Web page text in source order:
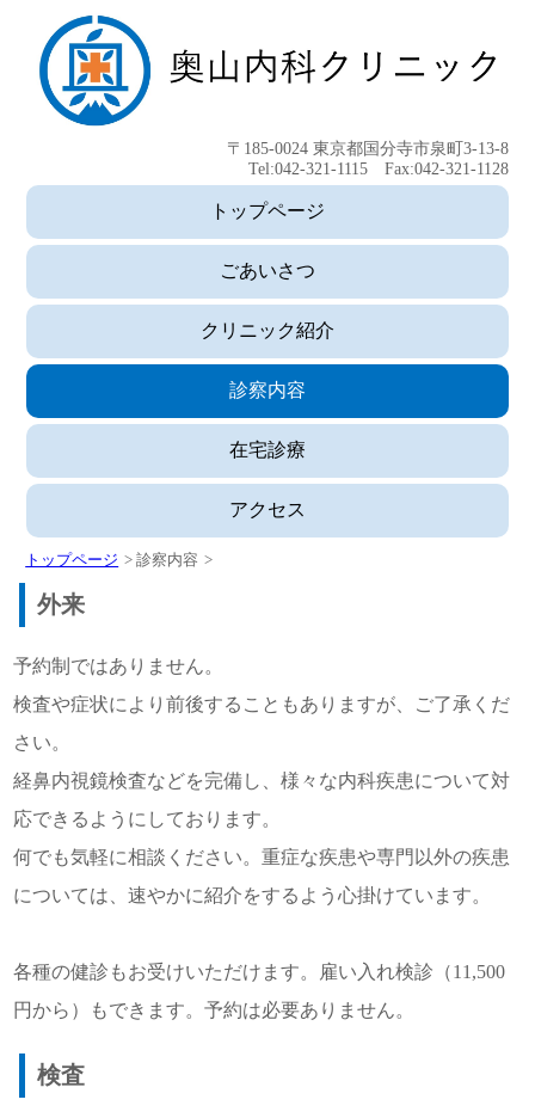
〒185-0024 東京都国分寺市泉町3-13-8
Tel:042-321-1115 Fax:042-321-1128
トップページ
ごあいさつ
クリニック紹介
診察内容
在宅診療
アクセス
トップページ 診察内容
外来
予約制ではありません。
検査や症状により前後することもありますが、ご了承くだ
さい。
経鼻内視鏡検査などを完備し、様々な内科疾患について対
応できるようにしております。
何でも気軽に相談ください。重症な疾患や専門以外の疾患
については、速やかに紹介をするよう心掛けています。
各種の健診もお受けいただけます。雇い入れ検診（11,500
円から）もできます。予約は必要ありません。
検査